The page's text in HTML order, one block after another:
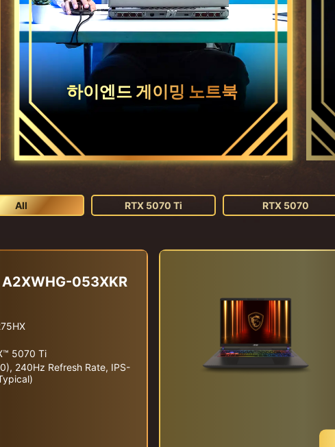
하이엔드 게이밍 노트북
All RTX 5070 Ti RTX 5070
053XKR
5070 Ti
240Hz Refresh Rate, IPS-